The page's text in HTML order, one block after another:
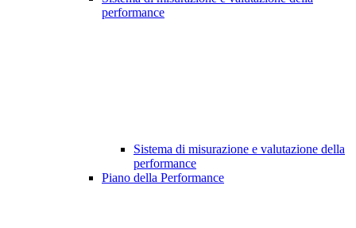
performance
Sistema di misurazione e valutazione della
performance
Piano della Performance